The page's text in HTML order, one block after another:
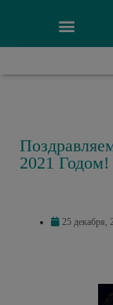
2021 Годом!
25 декабря,